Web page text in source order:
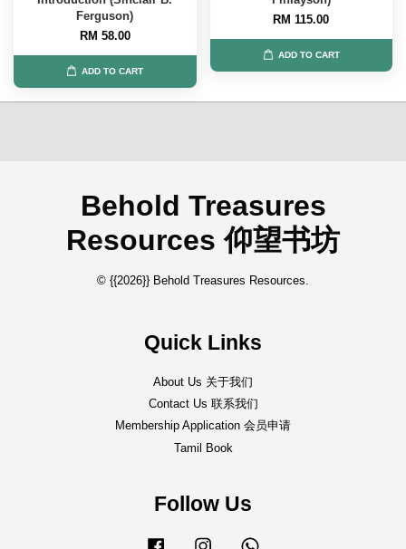
Ferguson)
RM 58.00
ADD TO CART
RM 115.00
ADD TO CART
Behold Treasures
Resources 仰望书坊
© {{2026}} Behold Treasures Resources.
Quick Links
About Us 关于我们
Contact Us 联系我们
Membership Application 会员申请
Tamil Book
Follow Us
Facebook Instagram